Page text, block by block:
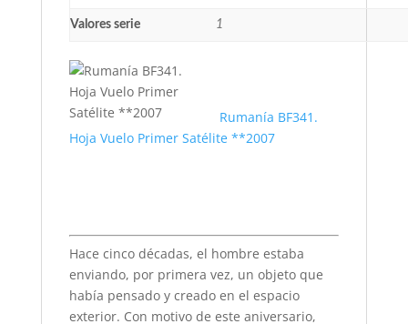
Valores serie 1
Rumanía BF341.
Hoja Vuelo Primer Satélite **2007
Hace cinco décadas, el hombre estaba
enviando, por primera vez, un objeto que
había pensado y creado en el espacio
exterior. Con motivo de este aniversario,